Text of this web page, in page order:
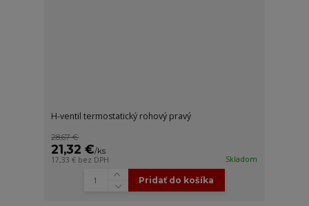
H-ventil termostatický rohový pravý
28,67 €
21,32 €/ks
17,33 € bez DPH Skladom
Pridať do košíka